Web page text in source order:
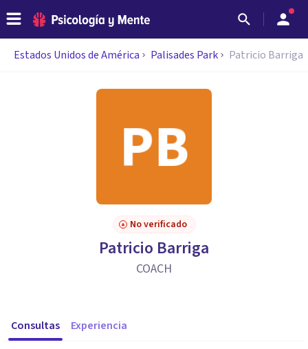
Estados Unidos de América Palisades Park Patricio Barriga
No verificado
Patricio Barriga
COACH
Consultas Experiencia